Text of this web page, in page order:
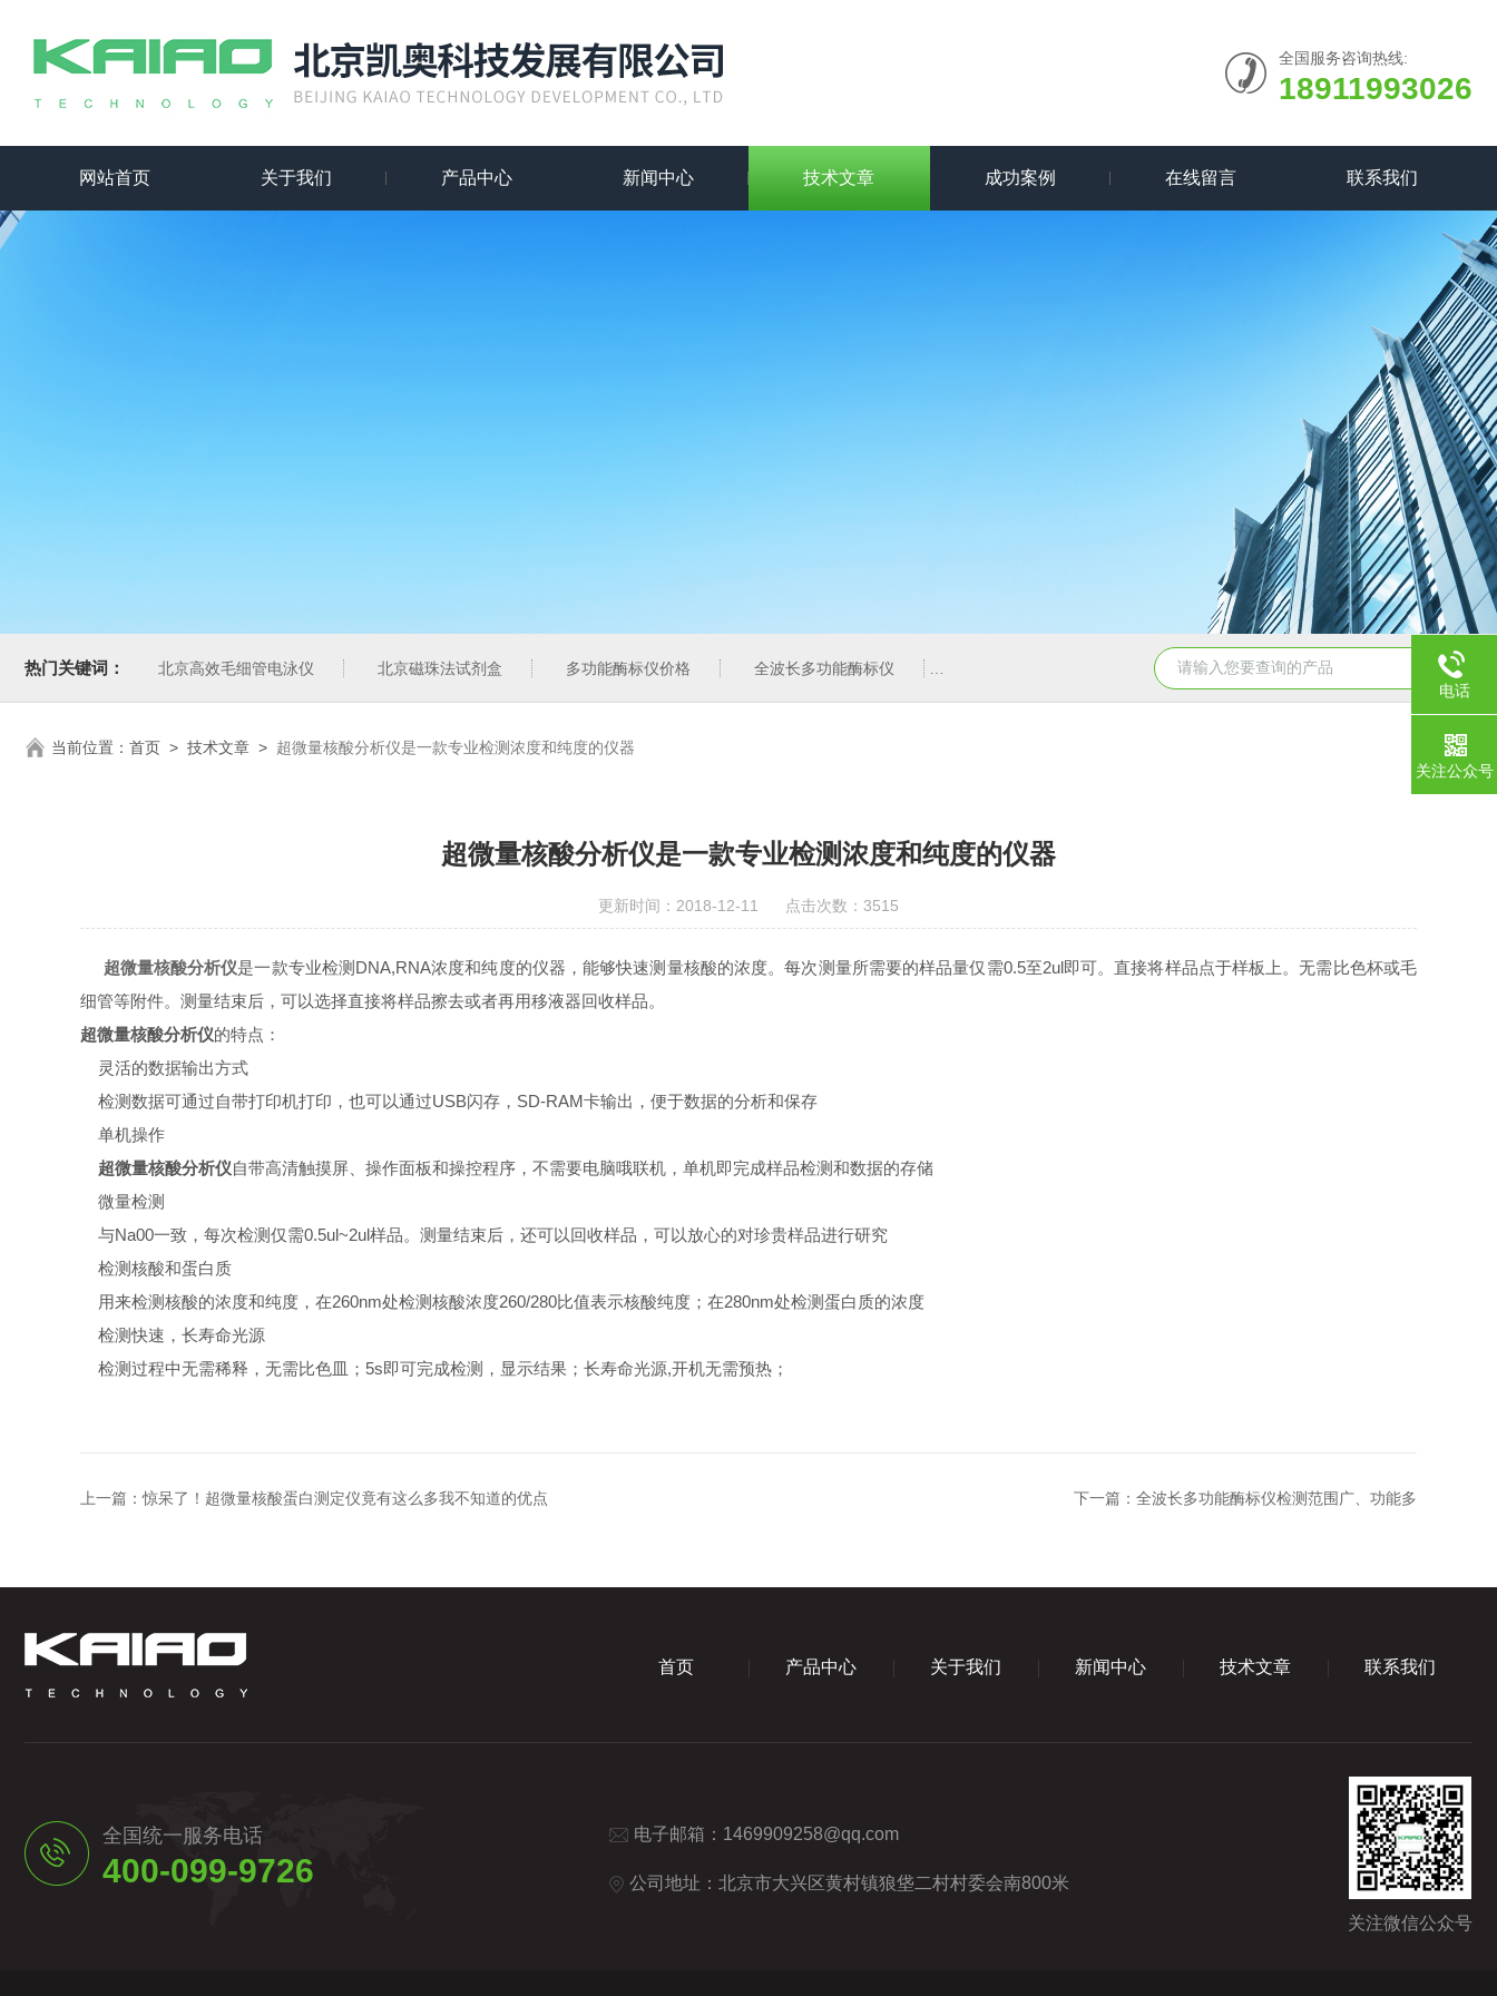
全国服务咨询热线:
18911993026
网站首页 关于我们 产品中心 新闻中心 技术文章 成功案例 在线留言 联系我们
热门关键词： 北京高效毛细管电泳仪 北京磁珠法试剂盒 多功能酶标仪价格 全波长多功能酶标仪 UC7010高效毛细管电泳
当前位置： 首页 > 技术文章 > 超微量核酸分析仪是一款专业检测浓度和纯度的仪器
超微量核酸分析仪是一款专业检测浓度和纯度的仪器
更新时间：2018-12-11 点击次数：3515
超微量核酸分析仪是一款专业检测DNA,RNA浓度和纯度的仪器，能够快速测量核酸的浓度。每次测量所需要的样品量仅需0.5至2ul即可。直接将样品点于样板上。无需比色杯或毛
细管等附件。测量结束后，可以选择直接将样品擦去或者再用移液器回收样品。
超微量核酸分析仪的特点：
灵活的数据输出方式
检测数据可通过自带打印机打印，也可以通过USB闪存，SD-RAM卡输出，便于数据的分析和保存
单机操作
超微量核酸分析仪自带高清触摸屏、操作面板和操控程序，不需要电脑哦联机，单机即完成样品检测和数据的存储
微量检测
与Na00一致，每次检测仅需0.5ul~2ul样品。测量结束后，还可以回收样品，可以放心的对珍贵样品进行研究
检测核酸和蛋白质
用来检测核酸的浓度和纯度，在260nm处检测核酸浓度260/280比值表示核酸纯度；在280nm处检测蛋白质的浓度
检测快速，长寿命光源
检测过程中无需稀释，无需比色皿；5s即可完成检测，显示结果；长寿命光源,开机无需预热；
上一篇：惊呆了！超微量核酸蛋白测定仪竟有这么多我不知道的优点 下一篇： 全波长多功能酶标仪检测范围广、功能多
首页 产品中心 关于我们 新闻中心 技术文章 联系我们
全国统一服务电话
400-099-9726
电子邮箱： 1469909258@qq.com
公司地址：北京市大兴区黄村镇狼垡二村村委会南800米
关注微信公众号
电话
关注公众号